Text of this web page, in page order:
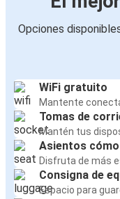
Opciones
WiFi gratuito
Mantente
Tomas de
Mantén tus
Asientos
Disfruta de más
Consigna de
Espacio para